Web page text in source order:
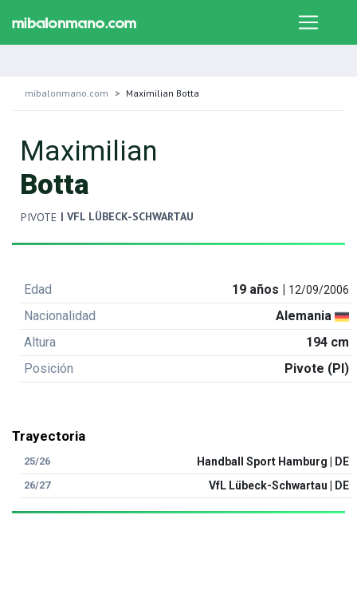
mibalonmano.com Maximilian Botta
Maximilian
Botta
PIVOTE | VFL LÜBECK-SCHWARTAU
Edad 19 años | 12/09/2006
Nacionalidad
Alemania
Altura
194 cm
Posición
Pivote (PI)
Trayectoria
25/26 Handball Sport Hamburg | DE
26/27 VfL Lübeck-Schwartau | DE